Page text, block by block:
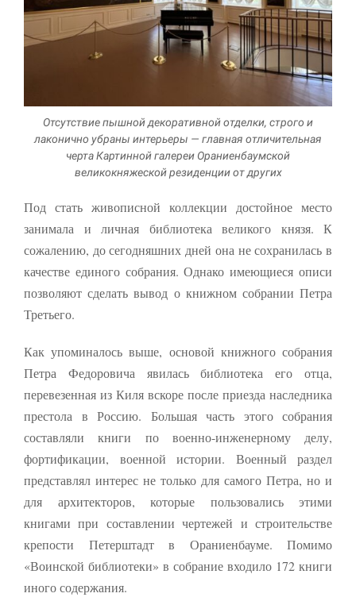
Отсутствие пышной декоративной отделки, строго и
лаконично убраны интерьеры — главная отличительная
черта Картинной галереи Ораниенбаумской
великокняжеской резиденции от других
Под стать живописной коллекции достойное место
занимала и личная библиотека великого князя. К
сожалению, до сегодняшних дней она не сохранилась в
качестве единого собрания. Однако имеющиеся описи
позволяют сделать вывод о книжном собрании Петра
Третьего.
Как упоминалось выше, основой книжного собрания
Петра Федоровича явилась библиотека его отца,
перевезенная из Киля вскоре после приезда наследника
престола в Россию. Большая часть этого собрания
составляли книги по военно-инженерному делу,
фортификации, военной истории. Военный раздел
представлял интерес не только для самого Петра, но и
для архитекто­ров, которые пользовались эти­ми
книгами при составлении чертежей и строительстве
крепости Петерштадт в Ора­ниенбауме. Помимо
«Воинской библиотеки» в собрание входило 172 книги
иного содержания.